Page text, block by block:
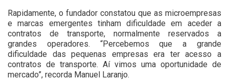
Rapidamente, o fundador constatou que as microempresas
e marcas emergentes tinham dificuldade em aceder a
contratos de transporte, normalmente reservados a
grandes operadores. “Percebemos que a grande
dificuldade das pequenas empresas era ter acesso a
contratos de transporte. Aí vimos uma oportunidade de
mercado”, recorda Manuel Laranjo.